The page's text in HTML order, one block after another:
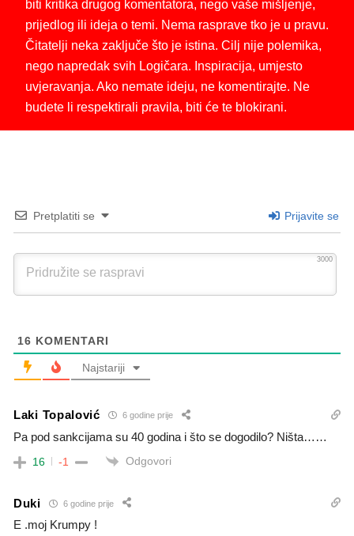
biti kritika drugog komentatora, nego vaše mišljenje,
prijedlog ili ideja o temi. Nema rasprave tko je u pravu.
Čitatelji neka zaključe što je istina. Cilj nije polemika,
nego napredak svih Logičara. Inspiracija, umjesto
uvjeravanja. Ako nemate ideju, ne komentirajte. Ne
budete li respektirali pravila, biti će te blokirani.
Pretplatiti se Prijavite se
3000
16 KOMENTARI
Najstariji
Laki Topalović 6 godine prije
Pa pod sankcijama su 40 godina i što se dogodilo? Ništa……
16 -1 Odgovori
Duki 6 godine prije
E .moj Krumpy !